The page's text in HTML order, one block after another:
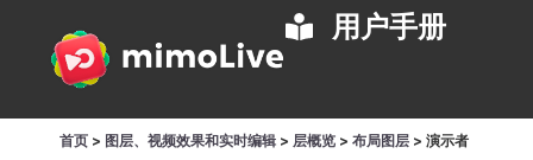
用户手册
首页 > 图层、视频效果和实时编辑 > 层概览 > 布局图层 > 演示者